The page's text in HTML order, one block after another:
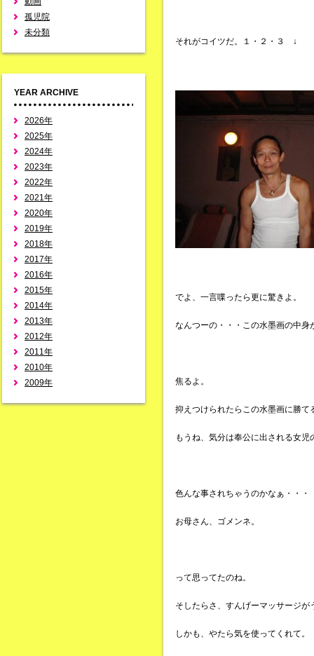
孤児院
未分類
YEAR ARCHIVE
2026年
2025年
2024年
2023年
2022年
2021年
2020年
2019年
2018年
2017年
2016年
2015年
2014年
2013年
2012年
2011年
2010年
2009年
それがコイツだ。１・２・３ ↓
でよ、一言喋ったら更に驚きよ。
なんつーの・・・この水墨画の中
焦るよ。
抑えつけられたらこの水墨画に勝て
もうね、気分は奉公に出される女児
色んな事されちゃうのかなぁ・・・
お母さん、ゴメンネ。
って思ってたのね。
そしたらさ、すんげーマッサージが
しかも、やたら気を使ってくれて。